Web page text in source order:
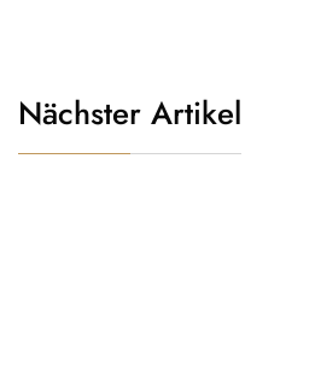
Nächster Artikel